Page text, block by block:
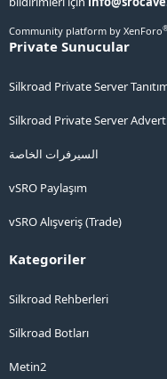
Community platform by XenForo
Private Sunucular
Silkroad Private Server
Silkroad Private Server
السيرفرات الخاصة
vSRO Paylaşım
vSRO Alışveriş (Trade)
Kategoriler
Silkroad Rehberleri
Silkroad Botları
Metin2